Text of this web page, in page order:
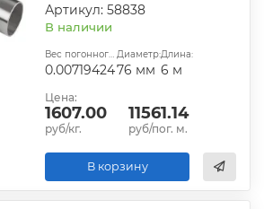
Артикул: 58838
В наличии
Вес погонного метра, т.:
0.00719424
Диаметр:
76 мм
Длина:
6 м
Цена:
1607.00
руб/кг.
11561.14
руб/пог. м.
В корзину